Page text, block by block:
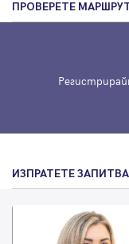
ПРОВЕРЕТЕ
ИЗПРАТЕТЕ